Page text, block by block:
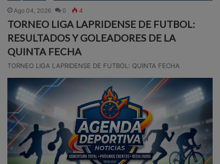
Ago 04, 2026 0 4
TORNEO LIGA LAPRIDENSE DE FUTBOL:
RESULTADOS Y GOLEADORES DE LA
QUINTA FECHA
TORNEO LIGA LAPRIDENSE DE FUTBOL: QUINTA FECHA